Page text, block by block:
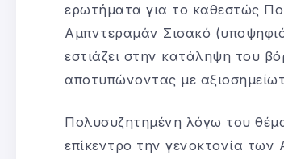
ερωτήματα για το καθεστώς
Αμπντεραμάν Σισακό
εστιάζει στην κατάληψη του
αποτυπώνοντας με
Πολυσυζητημένη λόγω του
επίκεντρο την γενοκτονία